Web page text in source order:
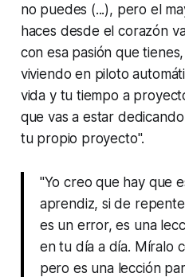
no puedes (...), pero el
haces desde el corazón
con esa pasión que
viviendo en piloto
vida y tu tiempo a
que vas a estar
tu propio proyecto".
"Yo creo que hay que
aprendiz, si de
es un error, es una
en tu día a día. Míralo
pero es una lección